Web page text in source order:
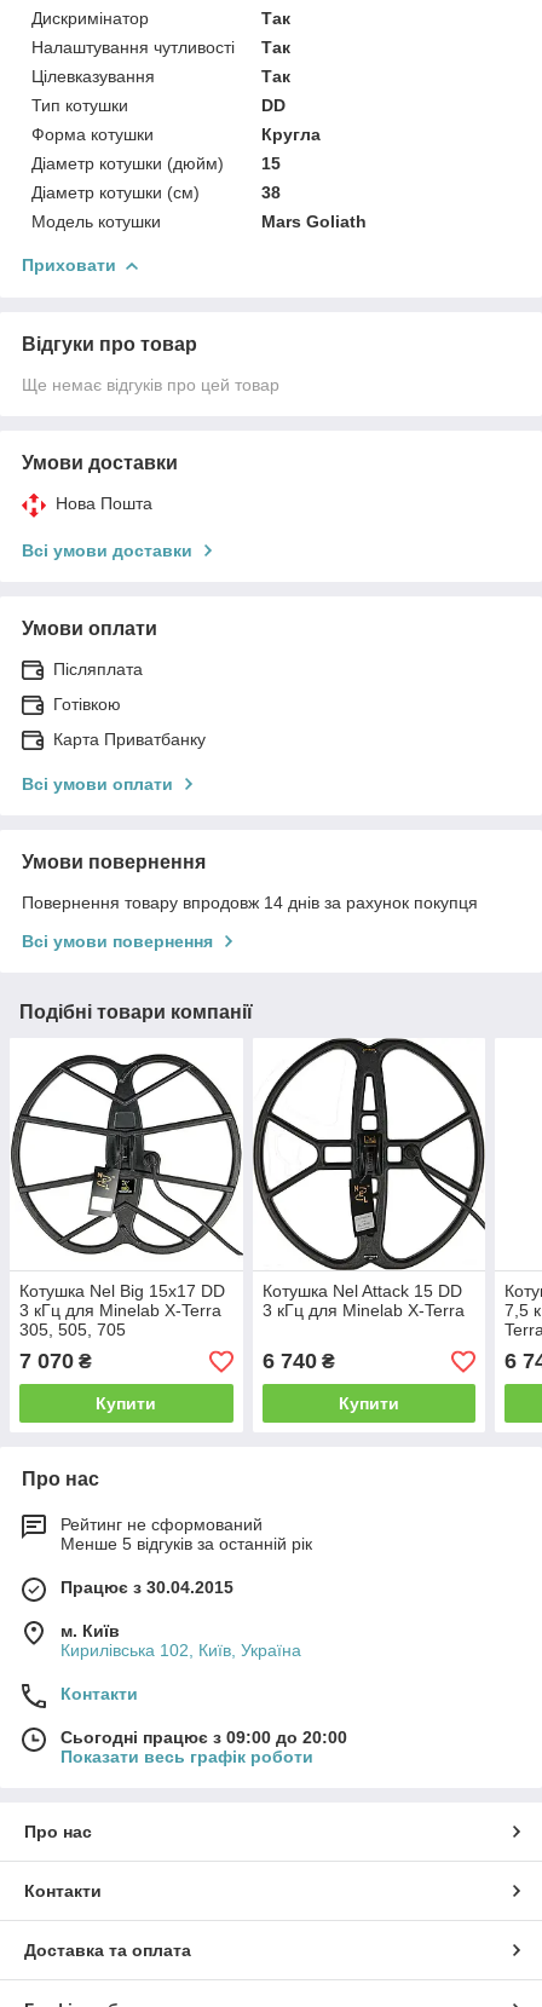
Дискримінатор
Так
Налаштування чутливості
Так
Цілевказування
Так
Тип котушки
DD
Форма котушки
Кругла
Діаметр котушки (дюйм)
15
Діаметр котушки (см)
38
Модель котушки
Mars Goliath
Приховати
Відгуки про товар
Ще немає відгуків про цей товар
Умови доставки
Нова Пошта
Всі умови доставки
Умови оплати
Післяплата
Готівкою
Карта Приватбанку
Всі умови оплати
Умови повернення
Повернення товару впродовж 14 днів за рахунок покупця
Всі умови повернення
Подібні товари компанії
Котушка Nel Big 15x17 DD
3 кГц для Minelab X-Terra
305, 505, 705
7 070 ₴
Купити
Котушка Nel Attack 15 DD
3 кГц для Minelab X-Terra
6 740₴
Купити
7,5
6
Про нас
Рейтинг не сформований
Менше 5 відгуків за останній рік
Працює з 30.04.2015
м. Київ
Кирилівська 102, Київ, Україна
Контакти
Сьогодні працює з 09:00 до 20:00
Показати весь графік роботи
Про нас
Контакти
Доставка та оплата